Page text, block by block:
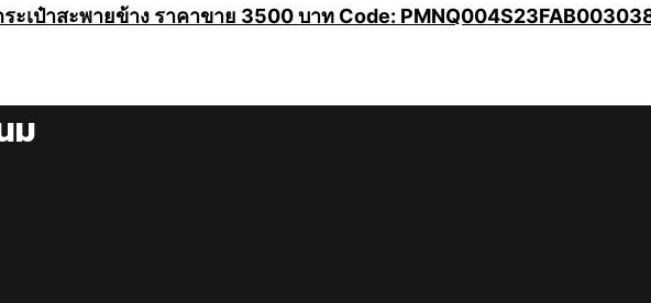
ะเป๋าสะพายข้าง ราคาขาย 3500 บาท Code:
ม